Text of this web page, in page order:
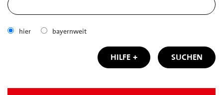
hier bayernweit
HILFE SUCHEN